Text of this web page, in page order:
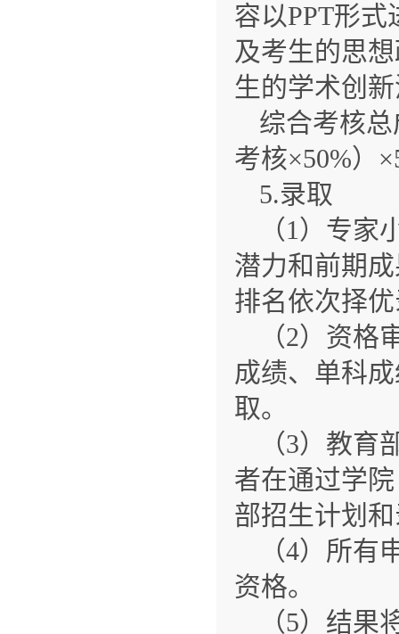
容以PPT形
及考生的思
生的学术创
综合考核总
考核×50%）
5.录取
（1）专
潜力和前期
排名依次择
（2）资
成绩、单科
取。
（3）教
者在通过学
部招生计划
（4）所
资格。
（5）结